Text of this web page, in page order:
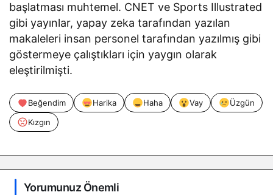
başlatması muhtemel. CNET ve Sports Illustrated
gibi yayınlar, yapay zeka tarafından yazılan
makaleleri insan personel tarafından yazılmış gibi
göstermeye çalıştıkları için yaygın olarak
eleştirilmişti.
Beğendim Harika Haha Vay
Üzgün
Kızgın
Yorumunuz Önemli